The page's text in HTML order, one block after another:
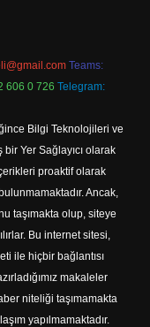
Teams:
606 0 726 Telegram:
Bilgi Teknolojileri ve
bir Yer Sağlayıcı olarak
proaktif olarak
Ancak,
taşımakta olup, siteye
Bu internet sitesi,
ile hiçbir bağlantısı
makaleler
niteliği taşımamakta
yapılmamaktadır.